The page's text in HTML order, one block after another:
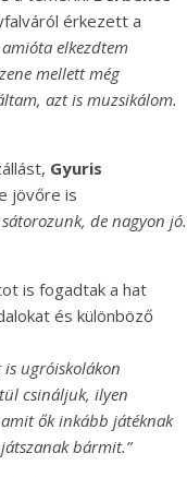
érkezett a
elkezdtem
mellett még
azt is muzsikálom.
Gyuris
jövőre is
de nagyon jó.
is fogadtak a hat
és különböző
is ugróiskolákon
csináljuk, ilyen
ők inkább játéknak
bármit.”